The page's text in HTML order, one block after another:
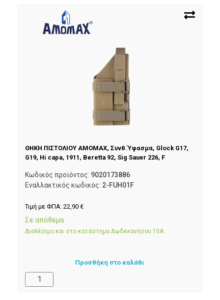
ΘΗΚΗ ΠΙΣΤΟΛΙΟΥ AMOMAX, Συνθ.Ύφασμα, Glock G17,
G19, Hi capa, 1911, Beretta 92, Sig Sauer 226, F
Κωδικός προϊόντος: 9020173886
Εναλλακτικός κωδικός: 2-FUH01F
Τιμή με ΦΠΑ: 22,90 €
Σε απόθεμα
Διαθέσιμο και στο κατάστημα Δωδεκανήσου 10Α
Προσθήκη στο καλάθι